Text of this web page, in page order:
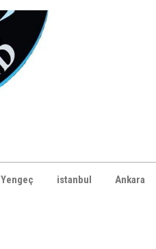
istanbul Ankara